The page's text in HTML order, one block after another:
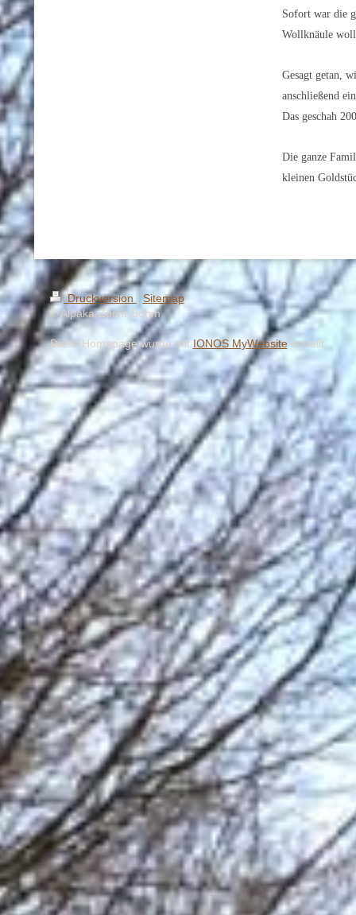
Sofort war die
Wollknäule
Gesagt getan,
anschließend
Das geschah
Die ganze
kleinen
Druckversion | Sitemap
© Alpaka-Zucht-Böhm
Diese Homepage wurde mitIONOS MyWebsiteerstellt.